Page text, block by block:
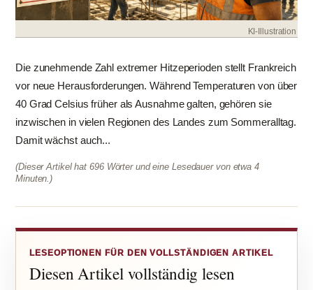
KI-Illustration
Die zunehmende Zahl extremer Hitzeperioden stellt Frankreich
vor neue Herausforderungen. Während Temperaturen von über
40 Grad Celsius früher als Ausnahme galten, gehören sie
inzwischen in vielen Regionen des Landes zum Sommeralltag.
Damit wächst auch...
(Dieser Artikel hat 696 Wörter und eine Lesedauer von etwa 4
Minuten.)
LESEOPTIONEN FÜR DEN VOLLSTÄNDIGEN ARTIKEL
Diesen Artikel vollständig lesen